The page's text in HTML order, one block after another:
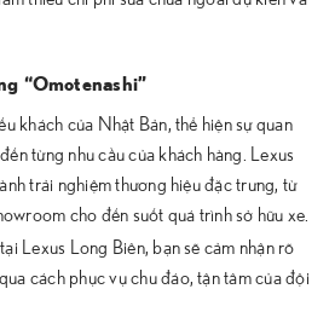
“Omotenashi”
khách của Nhật Bản, thể hiện sự quan
từng nhu cầu của khách hàng. Lexus
trải nghiệm thương hiệu đặc trưng, từ
cho đến suốt quá trình sở hữu xe.
tại Lexus Long Biên, bạn sẽ cảm nhận rõ
cách phục vụ chu đáo, tận tâm của đội